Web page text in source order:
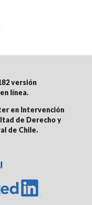
versión
línea.
en Intervención
de Derecho y
de Chile.